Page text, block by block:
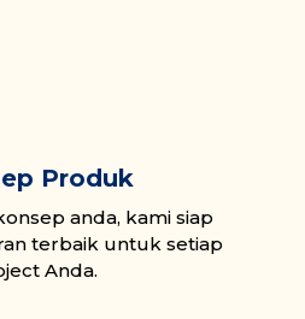
Produk
anda, kami siap
terbaik untuk setiap
Anda.